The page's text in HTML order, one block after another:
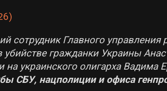
сотрудник Главного
убийстве гражданки Украины
на украинского олигарха Вадима
СБУ, нацполиции и офиса